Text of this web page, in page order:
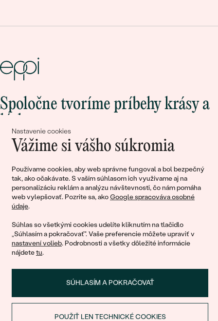
Nastavenie cookies
Vážime si vášho súkromia
Používame cookies, aby web správne fungoval a bol bezpečný
tak, ako očakávate. S vaším súhlasom ich využívame aj na
personalizáciu reklám a analýzu návštevnosti, čo nám pomáha
web vylepšovať. Pozrite sa, akoGoogle spracováva osobné
údaje.
Súhlas so všetkými cookies udelíte kliknutím na tlačidlo
„Súhlasím a pokračovať". Vaše preferencie môžete upraviť v
nastavení volieb. Podrobnosti a všetky dôležité informácie
nájdetetu.
SÚHLASÍM A POKRAČOVAŤ
POUŽIŤ LEN TECHNICKÉ COOKIES
Spoločne tvoríme príbehy krásy a
Pripojte sa k nám!
© 2011 - 2026, Eppi.sk